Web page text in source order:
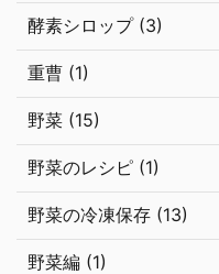
酵素シロップ (3)
重曹 (1)
野菜 (15)
野菜のレシピ (1)
野菜の冷凍保存 (13)
野菜編 (1)